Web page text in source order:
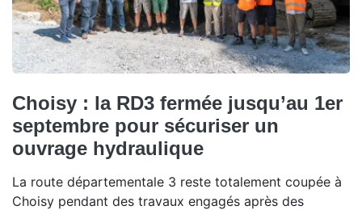
Choisy : la RD3 fermée jusqu’au 1er
septembre pour sécuriser un
ouvrage hydraulique
La route départementale 3 reste totalement coupée à
Choisy pendant des travaux engagés après des